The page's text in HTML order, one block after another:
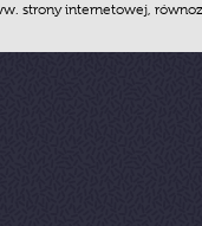
strony internetowej,